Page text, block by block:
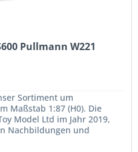
Pullmann W221
Sortiment um
Maßstab 1:87 (H0). Die
Model Ltd im Jahr 2019,
Nachbildungen und